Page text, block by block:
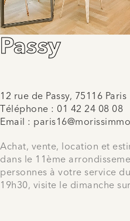
Passy
12 rue de Passy, 75116 Paris
Téléphone : 01 42 24 08 08
Email :
Achat, vente, location et
dans le 11ème
personnes à votre service
19h30, visite le dimanche